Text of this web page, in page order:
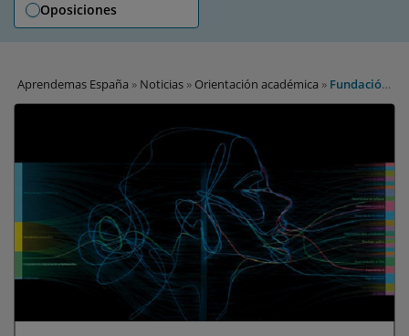
Oposiciones
Aprendemas España » Noticias » Orientación académica » Fundación
Telefónica relanza su “mapa” de los empleos digitales en España y
de las habilidades necesarias para trabajar en ellos